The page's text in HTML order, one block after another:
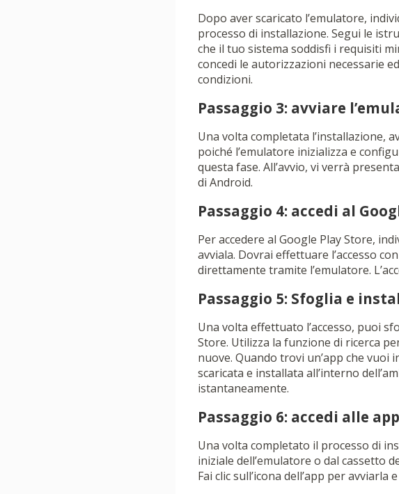
Dopo aver scaricato l’emulatore,
processo di installazione. Segui le
che il tuo sistema soddisfi i requisiti
concedi le autorizzazioni necessarie
condizioni.
Passaggio 3: avviare
Una volta completata l’installazione,
poiché l’emulatore inizializza e
questa fase. All’avvio, vi verrà
di Android.
Passaggio 4: accedi al
Per accedere al Google Play Store,
avviala. Dovrai effettuare l’accesso
direttamente tramite l’emulatore.
Passaggio 5: Sfoglia e
Una volta effettuato l’accesso, puoi
Store. Utilizza la funzione di ricerca
nuove. Quando trovi un’app che vuoi
scaricata e installata all’interno
istantaneamente.
Passaggio 6: accedi alle
Una volta completato il processo di
iniziale dell’emulatore o dal cassetto
Fai clic sull’icona dell’app per